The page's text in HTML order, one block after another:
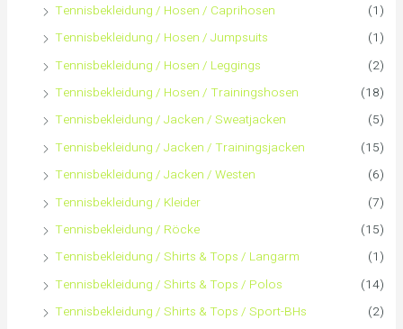
Tennisbekleidung / Hosen / Caprihosen
(1)
Tennisbekleidung / Hosen / Jumpsuits
(1)
Tennisbekleidung / Hosen / Leggings
(2)
Tennisbekleidung / Hosen / Trainingshosen
(18)
Tennisbekleidung / Jacken / Sweatjacken
(5)
Tennisbekleidung / Jacken / Trainingsjacken
(15)
Tennisbekleidung / Jacken / Westen
(6)
Tennisbekleidung / Kleider
(7)
Tennisbekleidung / Röcke
(15)
Tennisbekleidung / Shirts & Tops / Langarm
(1)
Tennisbekleidung / Shirts & Tops / Polos
(14)
Tennisbekleidung / Shirts & Tops / Sport-BHs
(2)